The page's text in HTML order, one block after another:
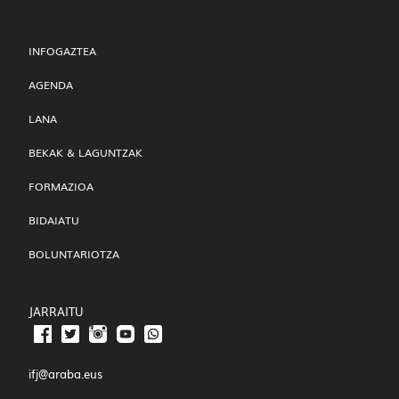
INFOGAZTEA
AGENDA
LANA
BEKAK & LAGUNTZAK
FORMAZIOA
BIDAIATU
BOLUNTARIOTZA
JARRAITU
ifj@araba.eus